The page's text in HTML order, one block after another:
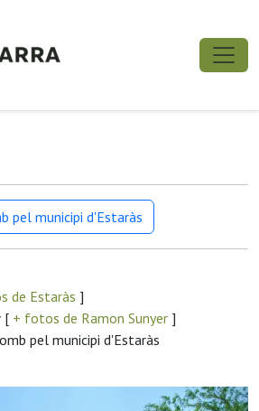
pel municipi d'Estaràs
de Estaràs ]
[ + fotos de Ramon Sunyer ]
pel municipi d'Estaràs